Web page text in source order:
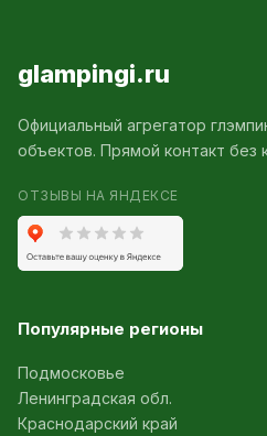
glampingi.ru
Официальный агрегатор
объектов. Прямой контакт без
ОТЗЫВЫ НА ЯНДЕКСЕ
Популярные регионы
Подмосковье
Ленинградская обл.
Краснодарский край